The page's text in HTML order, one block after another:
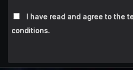
I have read and agree to the
conditions.